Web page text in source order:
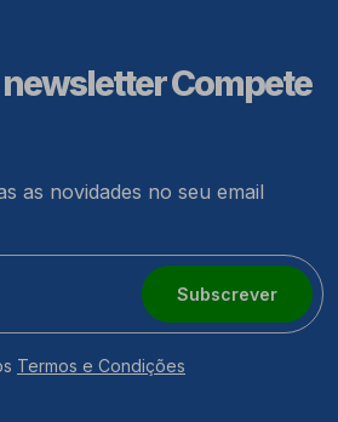
Compete
as novidades no seu email
Subscrever
Termos e Condições